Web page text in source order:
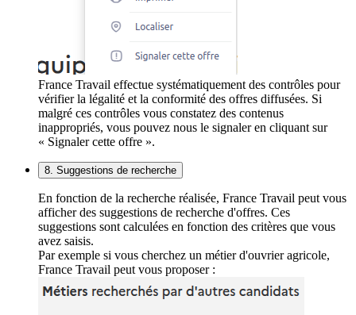
France Travail effectue systématiquement des contrôles pour
vérifier la légalité et la conformité des offres diffusées. Si
malgré ces contrôles vous constatez des contenus
inappropriés, vous pouvez nous le signaler en cliquant sur
« Signaler cette offre ».
8. Suggestions de recherche
En fonction de la recherche réalisée, France Travail peut vous
afficher des suggestions de recherche d'offres. Ces
suggestions sont calculées en fonction des critères que vous
avez saisis.
Par exemple si vous cherchez un métier d'ouvrier agricole,
France Travail peut vous proposer :